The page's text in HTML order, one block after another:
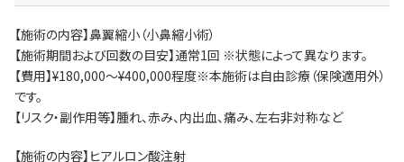
【施術の内容】鼻翼縮小（小鼻縮小術）
【施術期間および回数の目安】通常1回 ※状態によって異なります。
【費用】¥180,000～¥400,000程度※本施術は自由診療（保険適用外）
です。
【リスク・副作用等】腫れ、赤み、内出血、痛み、左右非対称など
【施術の内容】ヒアルロン酸注射